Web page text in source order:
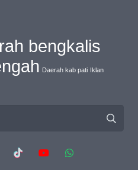
bengkalis
Daerah kab pati Iklan